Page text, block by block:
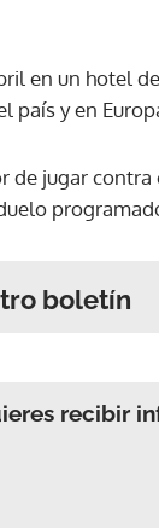
en un hotel
y en
de jugar
boletín
recibir